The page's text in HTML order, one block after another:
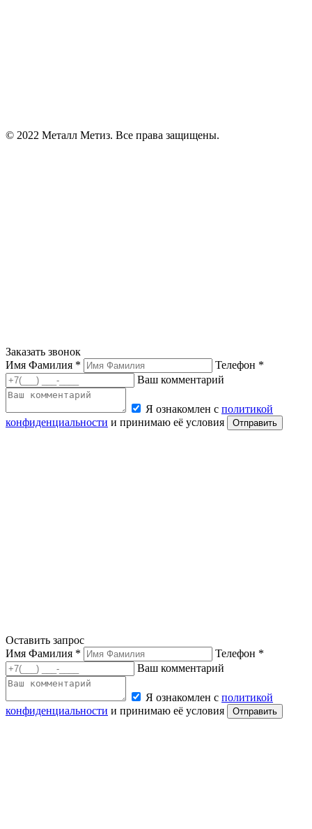
© 2022 Металл Метиз. Все права защищены.
Заказать звонок
Имя Фамилия *
Телефон *
Ваш комментарий
Я ознакомлен с политикой
конфиденциальности и принимаю её условия Отправить
Оставить запрос
Имя Фамилия *
Телефон *
Ваш комментарий
Я ознакомлен с политикой
конфиденциальности и принимаю её условия Отправить